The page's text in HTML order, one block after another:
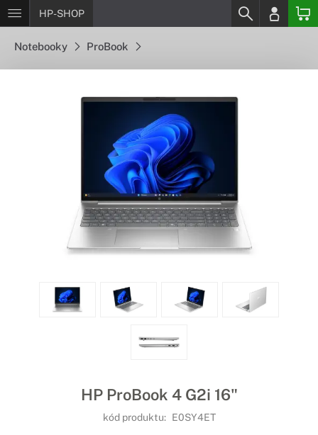
HP-SHOP
Notebooky ProBook
HP ProBook 4 G2i 16"
kód produktu: E0SY4ET